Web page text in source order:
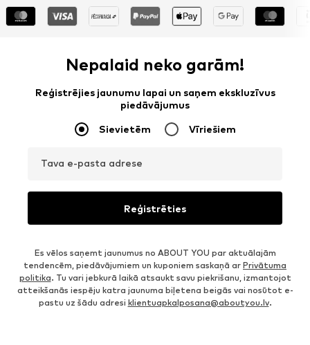
Nepalaid neko garām!
Reģistrējies jaunumu lapai un saņem ekskluzīvus
piedāvājumus
Sievietēm Vīriešiem
Tava e-pasta adrese
Reģistrēties
Es vēlos saņemt jaunumus no ABOUT YOU par aktuālajām
tendencēm, piedāvājumiem un kuponiem saskaņā ar Privātuma
politika. Tu vari jebkurā laikā atsaukt savu piekrišanu, izmantojot
atteikšanās iespēju katra jaunuma biļetena beigās vai nosūtot e-
pastu uz šādu adresi klientuapkalposana@aboutyou.lv.